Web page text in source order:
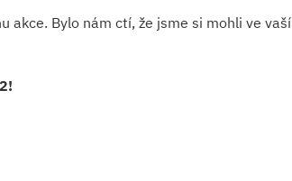
akce. Bylo nám ctí, že jsme si mohli ve vaší